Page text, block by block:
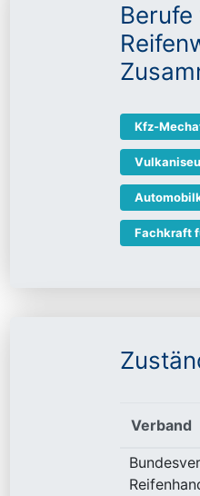
Kfz-
Fachkraft
Verband